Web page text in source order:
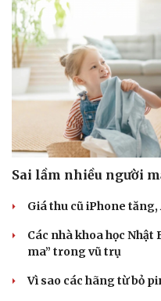
Sai lầm nhiều người
Giá thu cũ iPhone
Các nhà khoa học Nhật
ma” trong vũ trụ
Vì sao các hãng từ bỏ